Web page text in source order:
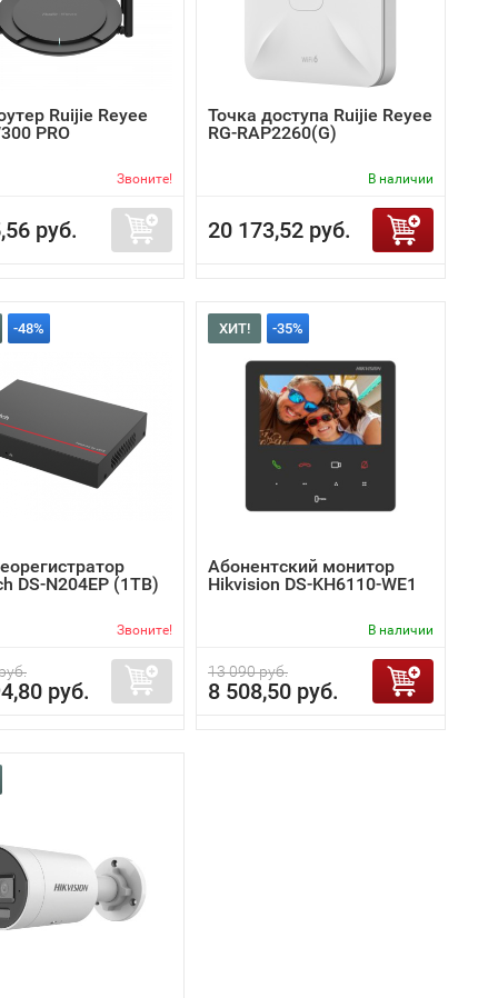
Ruijie Reyee
PRO
Звоните!
руб.
Точка доступа Ruijie Reyee
RG-RAP2260(G)
В наличии
20 173,52 руб.
-48%
DS-N204EP (1TB)
Звоните!
руб.
ХИТ! -35%
Абонентский монитор
Hikvision DS-KH6110-WE1
В наличии
13 090 руб.
8 508,50 руб.